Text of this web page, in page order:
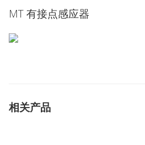
MT 有接点感应器
相关产品